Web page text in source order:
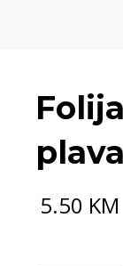
5.50 KM